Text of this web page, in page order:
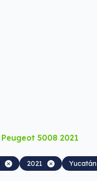
Peugeot 5008 2021
2021 Yucatán